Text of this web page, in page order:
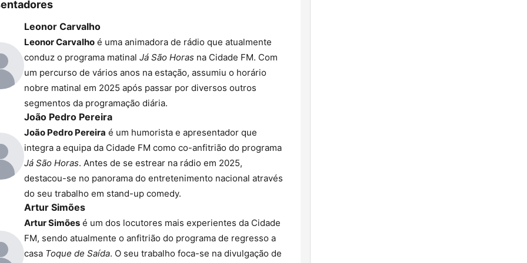
Leonor Carvalho
Leonor Carvalho é uma animadora de rádio que atualmente
conduz o programa matinal Já São Horas na Cidade FM. Com
um percurso de vários anos na estação, assumiu o horário
nobre matinal em 2025 após passar por diversos outros
segmentos da programação diária.
João Pedro Pereira
João Pedro Pereira é um humorista e apresentador que
integra a equipa da Cidade FM como co-anfitrião do programa
Já São Horas. Antes de se estrear na rádio em 2025,
destacou-se no panorama do entretenimento nacional através
do seu trabalho em stand-up comedy.
Artur Simões
Artur Simões é um dos locutores mais experientes da Cidade
FM, sendo atualmente o anfitrião do programa de regresso a
casa Toque de Saída. O seu trabalho foca-se na divulgação de